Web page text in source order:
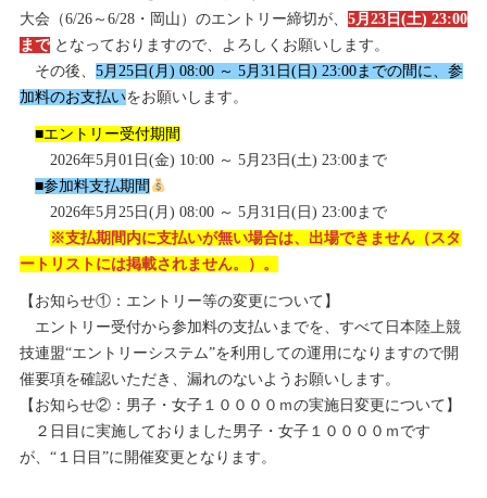
大会（6/26～6/28・岡山）のエントリー締切が、 5月23日(土) 23:00
までとなっておりますので、よろしくお願いします。
その後、 5月25日(月) 08:00 ～ 5月31日(日) 23:00までの間に、参
加料のお支払いをお願いします。
■エントリー受付期間
2026年5月01日(金) 10:00 ～ 5月23日(土) 23:00まで
■参加料支払期間
2026年5月25日(月) 08:00 ～ 5月31日(日) 23:00まで
※支払期間内に支払いが無い場合は、出場できません（スタ
ートリストには掲載されません。）。
【お知らせ①：エントリー等の変更について】
エントリー受付から参加料の支払いまでを、すべて日本陸上競
技連盟“エントリーシステム”を利用しての運用になりますので開
催要項を確認いただき、漏れのないようお願いします。
【お知らせ②：男子・女子１００００ｍの実施日変更について】
２日目に実施しておりました男子・女子１００００ｍです
が、“１日目”に開催変更となります。